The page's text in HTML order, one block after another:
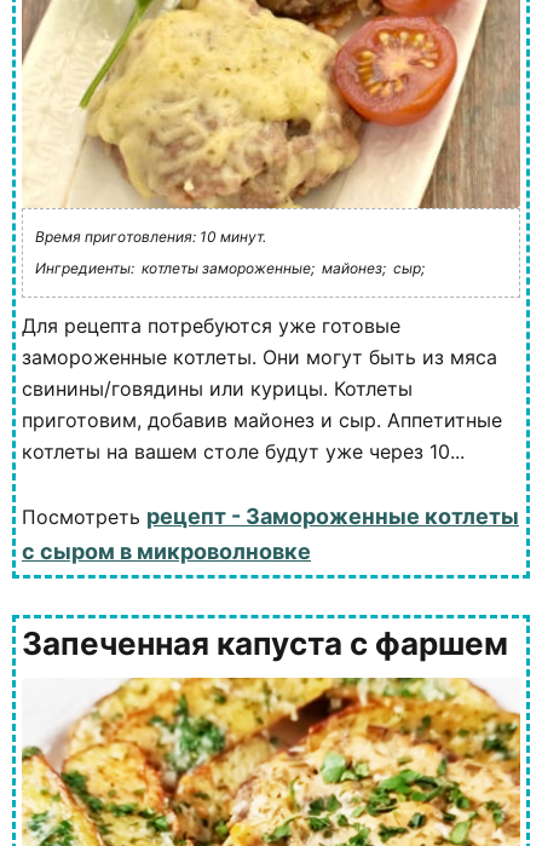
Время приготовления: 10 минут.
Ингредиенты: котлеты замороженные; майонез; сыр;
Для рецепта потребуются уже готовые
замороженные котлеты. Они могут быть из мяса
свинины/говядины или курицы. Котлеты
приготовим, добавив майонез и сыр. Аппетитные
котлеты на вашем столе будут уже через 10...
Посмотреть рецепт - Замороженные котлеты
с сыром в микроволновке
Запеченная капуста с фаршем